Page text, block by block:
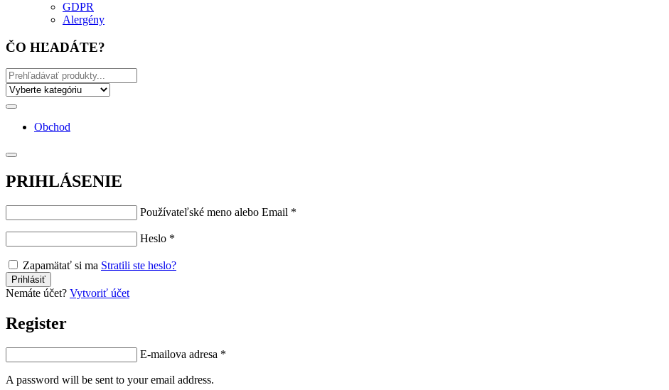
GDPR
Alergény
ČO HĽADÁTE?
Obchod
PRIHLÁSENIE
Používateľské meno alebo Email *
Heslo *
Zapamätať si ma Stratili ste heslo?
Nemáte účet? Vytvoriť účet
Register
E-mailova adresa *
A password will be sent to your email address.